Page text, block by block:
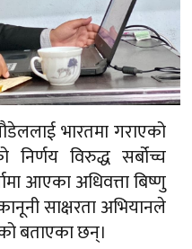
भारतमा गराएको
विरुद्ध सर्बोच्च
आएका अधिवत्ता बिष्णु
साक्षरता अभियानले
बताएका छन्।